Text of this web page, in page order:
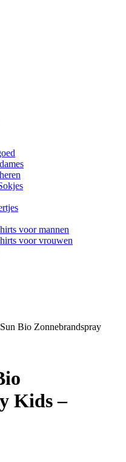
voor mannen
voor vrouwen
Bio Zonnebrandspray
Kids –